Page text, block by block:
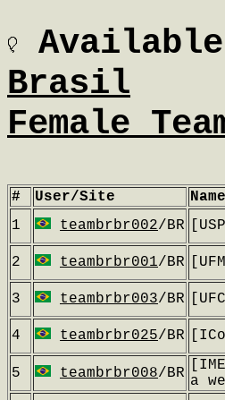
Brasil
# User/Site
Name
1
teambrbr002/BR
2 teambrbr001/BR
3 teambrbr003/BR
4 teambrbr025/BR
5 teambrbr008/BR a